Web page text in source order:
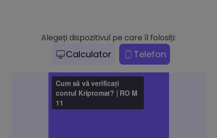
Alegeți dispozitivul pe care îl folosiți:
Calculator Telefon